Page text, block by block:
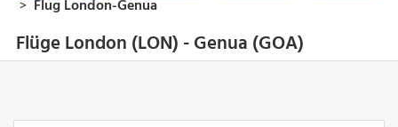
Flüge London (LON) - Genua (GOA)